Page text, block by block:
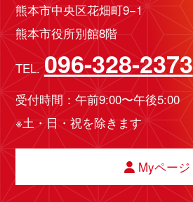
熊本市中央区花畑町9−1
熊本市役所別館8階
TEL. 096-328-2373
受付時間：午前9:00〜午後5:00
※土・日・祝を除きます
Myページ